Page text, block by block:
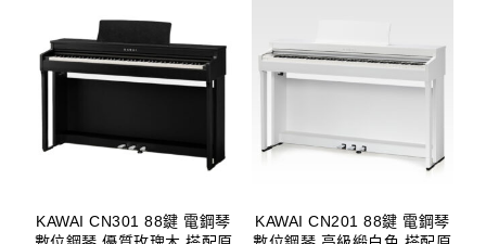
KAWAI CN301 88鍵 電鋼琴
KAWAI CN201 88鍵 電鋼琴